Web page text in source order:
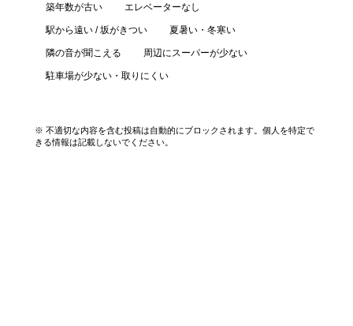
築年数が古い エレベーターなし
駅から遠い / 坂がきつい 夏暑い・冬寒い
隣の音が聞こえる 周辺にスーパーが少ない
駐車場が少ない・取りにくい
※ 不適切な内容を含む投稿は自動的にブロックされます。個人を特定で
きる情報は記載しないでください。